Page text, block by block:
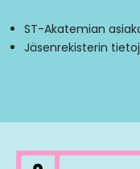
ST-Akatemian
Jäsenrekisterin